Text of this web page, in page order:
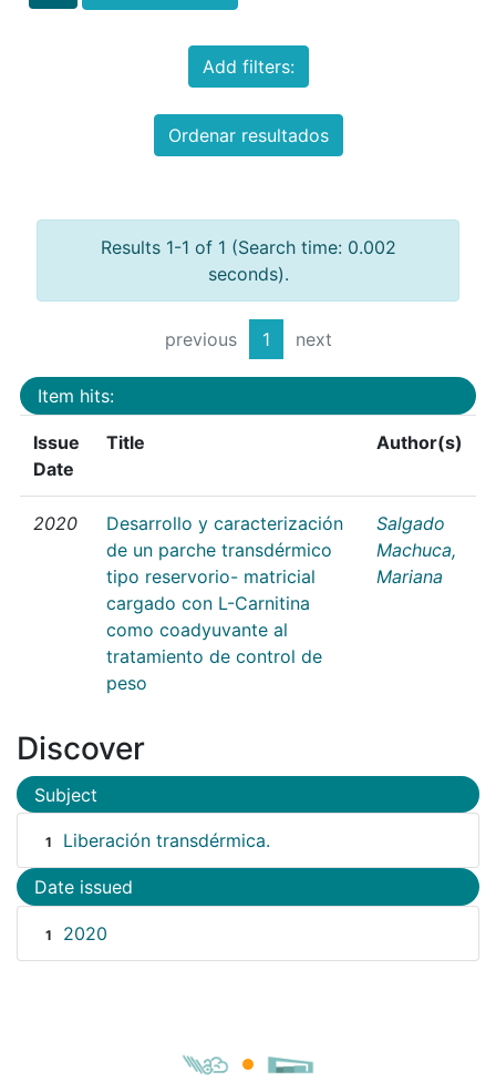
Add filters:
Ordenar resultados
Results 1-1 of 1 (Search time: 0.002
seconds).
previous 1 next
Item hits:
Issue
Date
Title Author(s)
2020
Desarrollo y caracterización
de un parche transdérmico
tipo reservorio- matricial
cargado con L-Carnitina
como coadyuvante al
tratamiento de control de
peso
Salgado
Machuca,
Mariana
Discover
Subject
1 Liberación transdérmica.
Date issued
1 2020